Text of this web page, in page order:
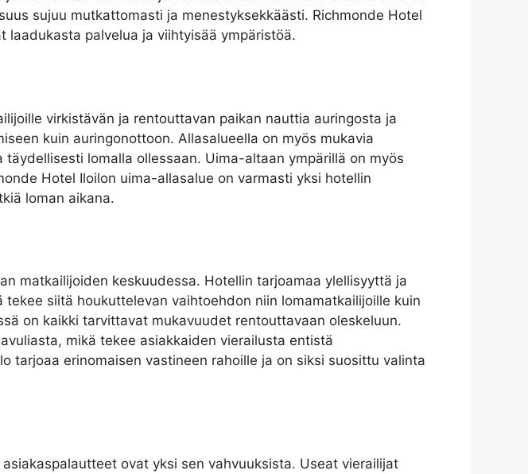
sujuu mutkattomasti ja menestyksekkäästi. Richmonde Hotel
laadukasta palvelua ja viihtyisää ympäristöä.
virkistävän ja rentouttavan paikan nauttia auringosta ja
kuin auringonottoon. Allasalueella on myös mukavia
lomalla ollessaan. Uima-altaan ympärillä on myös
Hotel Iloilon uima-allasalue on varmasti yksi hotellin
loman aikana.
matkailijoiden keskuudessa. Hotellin tarjoamaa ylellisyyttä ja
siitä houkuttelevan vaihtoehdon niin lomamatkailijoille kuin
on kaikki tarvittavat mukavuudet rentouttavaan oleskeluun.
mikä tekee asiakkaiden vierailusta entistä
tarjoaa erinomaisen vastineen rahoille ja on siksi suosittu valinta
ovat yksi sen vahvuuksista. Useat vierailijat